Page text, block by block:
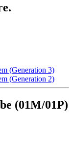
(Generation 3)
(Generation 2)
(01M/01P)